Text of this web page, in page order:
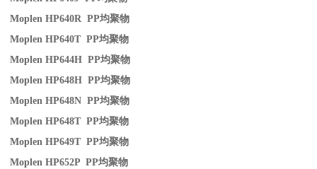
Moplen HP640R PP均聚物
Moplen HP640T PP均聚物
Moplen HP644H PP均聚物
Moplen HP648H PP均聚物
Moplen HP648N PP均聚物
Moplen HP648T PP均聚物
Moplen HP649T PP均聚物
Moplen HP652P PP均聚物